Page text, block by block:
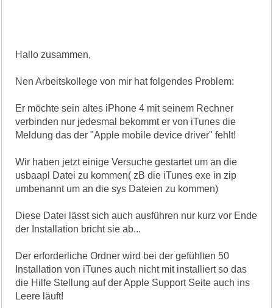
Hallo zusammen,
Nen Arbeitskollege von mir hat folgendes Problem:
Er möchte sein altes iPhone 4 mit seinem Rechner
verbinden nur jedesmal bekommt er von iTunes die
Meldung das der "Apple mobile device driver" fehlt!
Wir haben jetzt einige Versuche gestartet um an die
usbaapl Datei zu kommen( zB die iTunes exe in zip
umbenannt um an die sys Dateien zu kommen)
Diese Datei lässt sich auch ausführen nur kurz vor Ende
der Installation bricht sie ab...
Der erforderliche Ordner wird bei der gefühlten 50
Installation von iTunes auch nicht mit installiert so das
die Hilfe Stellung auf der Apple Support Seite auch ins
Leere läuft!